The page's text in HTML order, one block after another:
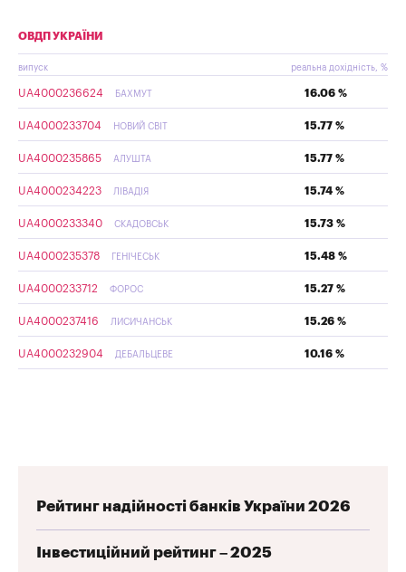
ОВДП УКРАЇНИ
випуск реальна дохідність, %
UA4000236624 БАХМУТ 16.06 %
UA4000233704 НОВИЙ СВІТ 15.77 %
UA4000235865 АЛУШТА 15.77 %
UA4000234223 ЛІВАДІЯ 15.74 %
UA4000233340 СКАДОВСЬК 15.73 %
UA4000235378 ГЕНІЧЕСЬК 15.48 %
UA4000233712 ФОРОС 15.27 %
UA4000237416 ЛИСИЧАНСЬК 15.26 %
UA4000232904 ДЕБАЛЬЦЕВЕ 10.16 %
Рейтинг надійності банків України 2026
Інвестиційний рейтинг – 2025